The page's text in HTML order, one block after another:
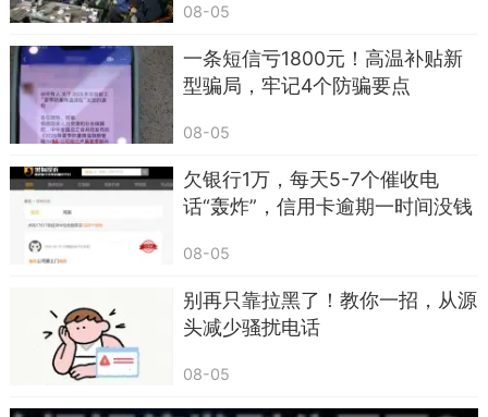
谎称账户冻结
近期最常见的催收套路，就是仿冒法院官方号
码12368发送短信，内容多涉及“贷款诈骗立案”“24
小时冻结账户”“立即还款撤案”等，9成逾期人员收
到后都会慌乱失措。
（一）真实案例：一条假短信，差点转钱被骗
42岁的王先生去年生意周转借了网贷，今年3
月开始逾期。5月中旬，他收到一条显示“12368”的
短信，内容写着：【XX法院】王先生，你涉嫌网贷
恶意逾期，已立案受理，现申请冻结你名下银行
卡、微信账户，24小时内联系法务XXX（手机号）
08-05
一条短信亏1800元！高温补贴新
型骗局，牢记4个防骗要点
08-05
欠银行1万，每天5-7个催收电
话“轰炸”，信用卡逾期一时间没钱
08-05
别再只靠拉黑了！教你一招，从源
头减少骚扰电话
08-05